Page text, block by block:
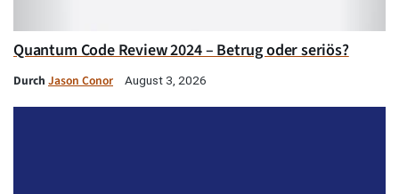
Quantum Code Review 2024 – Betrug oder seriös?
Durch Jason Conor August 3, 2026